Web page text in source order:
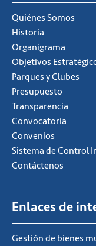
Quiénes Somos
Historia
Organigrama
Objetivos
Parques y Clubes
Presupuesto
Transparencia
Convocatoria
Convenios
Sistema de Control
Contáctenos
Enlaces de
Gestión de bienes